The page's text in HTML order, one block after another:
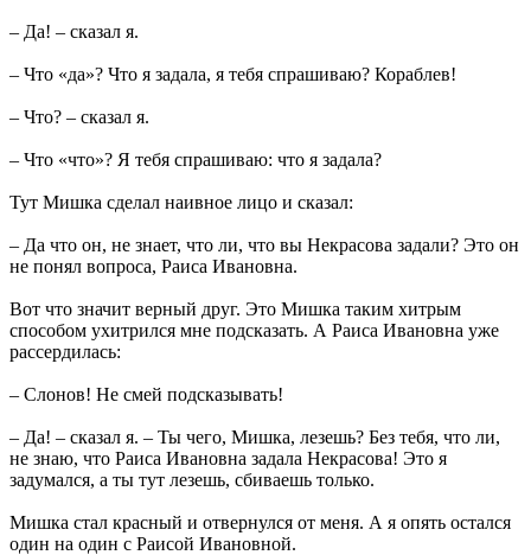
– Да! – сказал я.
– Что «да»? Что я задала, я тебя спрашиваю? Кораблев!
– Что? – сказал я.
– Что «что»? Я тебя спрашиваю: что я задала?
Тут Мишка сделал наивное лицо и сказал:
– Да что он, не знает, что ли, что вы Некрасова задали? Это он
не понял вопроса, Раиса Ивановна.
Вот что значит верный друг. Это Мишка таким хитрым
способом ухитрился мне подсказать. А Раиса Ивановна уже
рассердилась:
– Слонов! Не смей подсказывать!
– Да! – сказал я. – Ты чего, Мишка, лезешь? Без тебя, что ли,
не знаю, что Раиса Ивановна задала Некрасова! Это я
задумался, а ты тут лезешь, сбиваешь только.
Мишка стал красный и отвернулся от меня. А я опять остался
один на один с Раисой Ивановной.